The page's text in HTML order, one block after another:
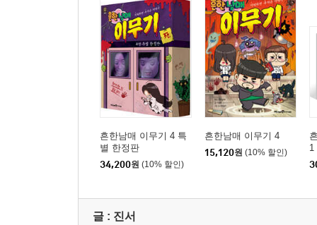
흔한남매 이무기 4 특
별 한정판
34,200원 (10% 할인)
흔한남매 이무기 4
15,120원 (10% 할인)
1
글 : 진서